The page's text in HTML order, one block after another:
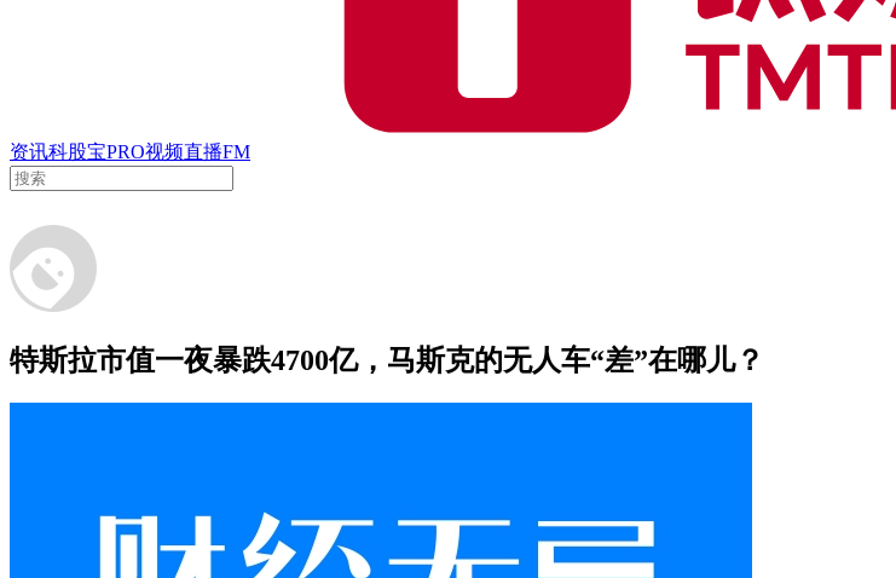
资讯科股宝PRO视频直播FM
特斯拉市值一夜暴跌4700亿，马斯克的无人车“差”在哪儿？